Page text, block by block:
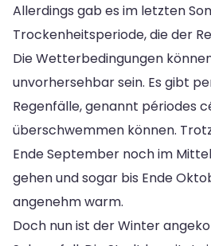
Allerdings gab es im letzten
Trockenheitsperiode, die der
Die Wetterbedingungen
unvorhersehbar sein. Es gibt
Regenfälle, genannt périodes
überschwemmen können.
Ende September noch im
gehen und sogar bis Ende
angenehm warm.
Doch nun ist der Winter